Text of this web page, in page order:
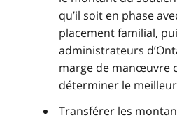
qu’il soit en phase
placement familial,
administrateurs
marge de manœuvre
déterminer le meilleur
Transférer les